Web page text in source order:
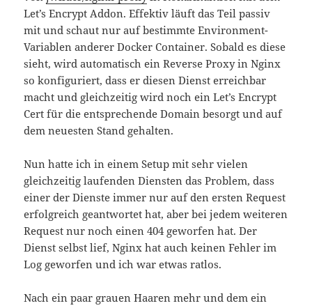
Let’s Encrypt Addon. Effektiv läuft das Teil passiv
mit und schaut nur auf bestimmte Environment-
Variablen anderer Docker Container. Sobald es diese
sieht, wird automatisch ein Reverse Proxy in Nginx
so konfiguriert, dass er diesen Dienst erreichbar
macht und gleichzeitig wird noch ein Let’s Encrypt
Cert für die entsprechende Domain besorgt und auf
dem neuesten Stand gehalten.
Nun hatte ich in einem Setup mit sehr vielen
gleichzeitig laufenden Diensten das Problem, dass
einer der Dienste immer nur auf den ersten Request
erfolgreich geantwortet hat, aber bei jedem weiteren
Request nur noch einen 404 geworfen hat. Der
Dienst selbst lief, Nginx hat auch keinen Fehler im
Log geworfen und ich war etwas ratlos.
Nach ein paar grauen Haaren mehr und dem ein